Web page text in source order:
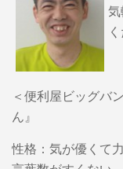
＜便利屋ビッグバ
ん』
性格：気が優くて